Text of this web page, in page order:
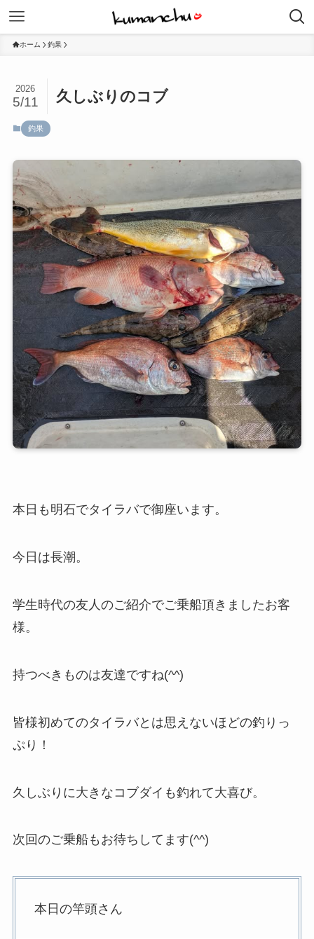
ホーム 釣果
久しぶりのコブ
2026
5/11
釣果
本日も明石でタイラバで御座います。
今日は長潮。
学生時代の友人のご紹介でご乗船頂きましたお客
様。
持つべきものは友達ですね(^^)
皆様初めてのタイラバとは思えないほどの釣りっ
ぷり！
久しぶりに大きなコブダイも釣れて大喜び。
次回のご乗船もお待ちしてます(^^)
本日の竿頭さん